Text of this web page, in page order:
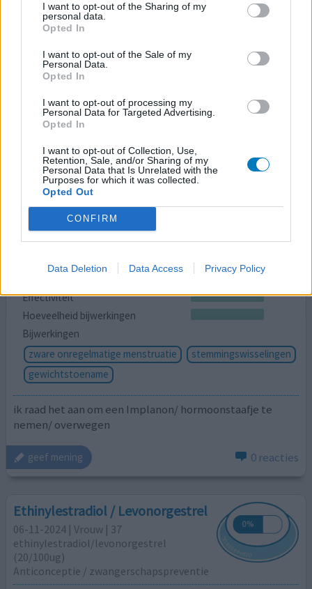
I want to opt-out of the Sharing of my
personal data.
Opted In
I want to opt-out of the Sale of my
Personal Data.
Opted In
I want to opt-out of processing my
Personal Data for Targeted Advertising.
Opted In
I want to opt-out of Collection, Use,
Retention, Sale, and/or Sharing of my
Personal Data that Is Unrelated with the
Purposes for which it was collected.
Opted Out
CONFIRM
Data Deletion Data Access Privacy Policy
Toen ik jong was zat ik sinds mijn 15de al aan de pil. De
veroorzaakte ook de nodige problemen, maar als je er al
zo lang op zit weet je niet beter. Rond mijn 28ste ben ik
gestopt en viel mij toch op dat ik zonder een compleet
wilde aan de pil, toch in 2023 begonnen op 37 jarige
leeftijd aan deze pil vanwege nieuwe part
geef mening 1 Reactie
Ethinylestradiol / Levonorgestrel
12-11-2024 | Vrouw | 20
ethinylestradiol/levonorgestrel
Anticonceptie / zwangerschapspreventie
Effectiviteit
Hoeveelheid bijwerkingen
Bijwerkingen
zware onregelmatige menstruatie
stemmingswisselingen
gewichtstoename
ik raad het aan om een Implanon/ hormoonstaafje te
nemen/ overwegen
geef mening 0 reacties
Ethinylestradiol / Levonorgestrel
06-11-2024 | Vrouw | 37
ethinylestradiol/levonorgestrel
(20/100ug)
Anticonceptie / zwangerschapspreventie